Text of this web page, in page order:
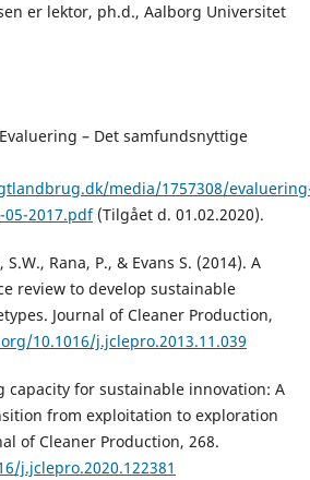
er lektor, ph.d., Aalborg Universitet
– Det samfundsnyttige
media/1757308/
05-2017.pdf(Tilgået d. 01.02.2020).
Rana, P., & Evans S. (2014). A
review to develop sustainable
Journal of Cleaner Production,
10.1016/j.jclepro.2013.11.039
capacity for sustainable innovation: A
from exploitation to exploration
of Cleaner Production, 268.
j.jclepro.2020.122381